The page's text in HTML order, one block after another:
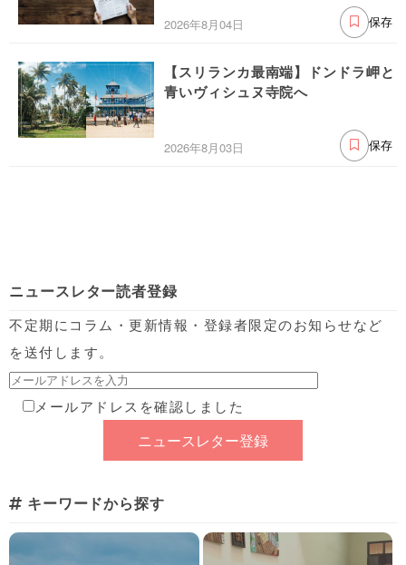
2026年8月04日 保存
【スリランカ最南端】ドンドラ岬と
青いヴィシュヌ寺院へ
2026年8月03日 保存
ニュースレター読者登録
不定期にコラム・更新情報・登録者限定のお知らせなど
を送付します。
メールアドレスを確認しました
キーワードから探す